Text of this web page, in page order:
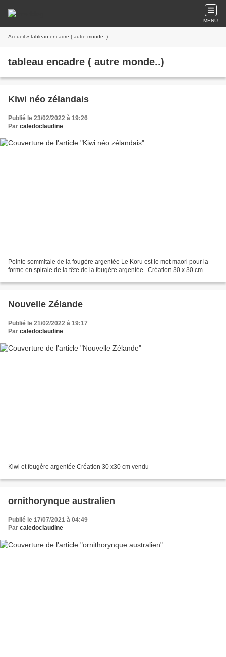
MENU
Accueil » tableau encadre ( autre monde..)
tableau encadre ( autre monde..)
Kiwi néo zélandais
Publié le 23/02/2022 à 19:26
Par caledoclaudine
Pointe sommitale de la fougère argentée Le Koru est le mot maori pour la
forme en spirale de la tête de la fougère argentée . Création 30 x 30 cm
Nouvelle Zélande
Publié le 21/02/2022 à 19:17
Par caledoclaudine
Kiwi et fougère argentée Création 30 x30 cm vendu
ornithorynque australien
Publié le 17/07/2021 à 04:49
Par caledoclaudine